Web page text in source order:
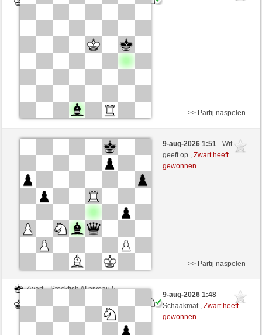
Zwart
Stockfish AI niveau 5
Lavalangaperfetta (1590)
>> Partij naspelen
9-aug-2026 1:51- Wit
geeft op ,Zwart heeft
gewonnen
Zwart
Stockfish AI niveau 5
>> Partij naspelen
9-aug-2026 1:48-
Schaakmat ,Zwart heeft
gewonnen